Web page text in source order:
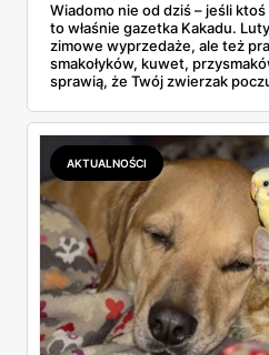
Wiadomo nie od dziś – jeśli
to właśnie gazetka Kakadu.
zimowe wyprzedaże, ale też
smakołyków, kuwet,
sprawią, że Twój zwierzak
przeceną aż 37%, Farmina
tego zabawki, legowiska i
czysty przypadek, że te
promocji właśnie teraz, gdy 17
Kota? No cóż, przypadków nie
AKTUALNOŚCI